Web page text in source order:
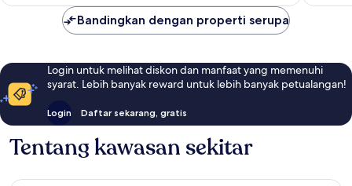
Bandingkan dengan properti serupa
Login untuk melihat diskon dan manfaat yang memenuhi
syarat. Lebih banyak reward untuk lebih banyak petualangan!
Login Daftar sekarang, gratis
Tentang kawasan sekitar